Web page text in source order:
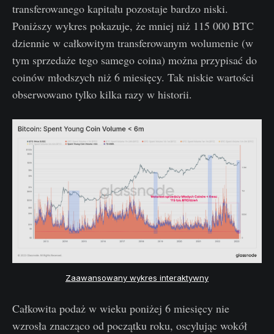
transferowanego kapitału pozostaje bardzo niski.
Poniższy wykres pokazuje, że mniej niż 115 000 BTC
dziennie w całkowitym transferowanym wolumenie (w
tym sprzedaże tego samego coina) można przypisać do
coinów młodszych niż 6 miesięcy. Tak niskie wartości
obserwowano tylko kilka razy w historii.
Zaawansowany wykres interaktywny
Całkowita podaż w wieku poniżej 6 miesięcy nie
wzrosła znacząco od początku roku, oscylując wokół